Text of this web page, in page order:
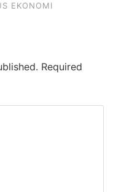
EKONOMI
Required